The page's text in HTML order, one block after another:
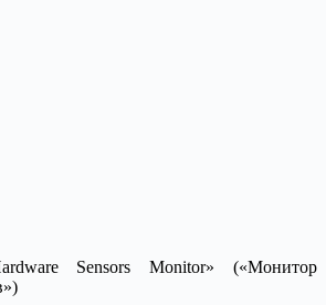
Sensors Monitor» («Монитор